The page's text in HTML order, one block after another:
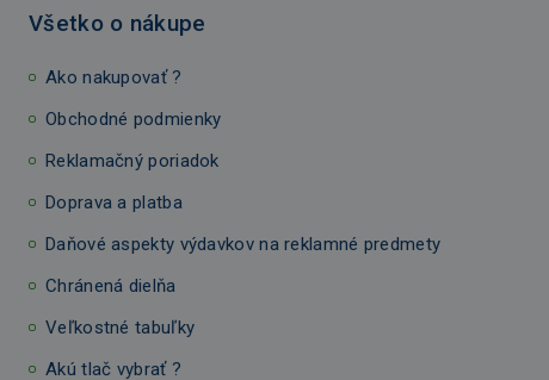
Všetko o nákupe
Ako nakupovať ?
Obchodné podmienky
Reklamačný poriadok
Doprava a platba
Daňové aspekty výdavkov na reklamné predmety
Chránená dielňa
Veľkostné tabuľky
Akú tlač vybrať ?